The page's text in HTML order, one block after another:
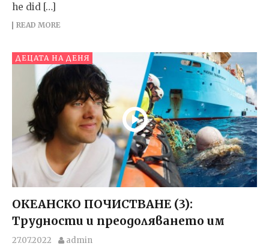
he did […]
READ MORE
ДЕЦАТА НА ДЕНЯ
ОКЕАНСКО ПОЧИСТВАНЕ (3):
Трудности и преодоляването им
27.07.2022 admin